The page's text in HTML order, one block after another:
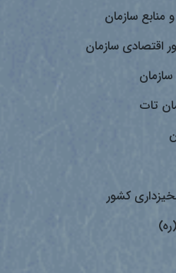
سازمان
اقتصادی سازمان
تات
کشور